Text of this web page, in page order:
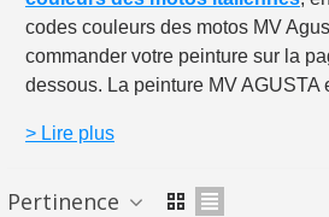
10€ de bon d'achat pour
Inscription à la newsletter :
Livraison offerte en France
Paiement en 4x sans frais
codes couleurs des motos MV
commander votre peinture sur la
dessous. La peinture MV AGUSTA
> Lire plus
Pertinence